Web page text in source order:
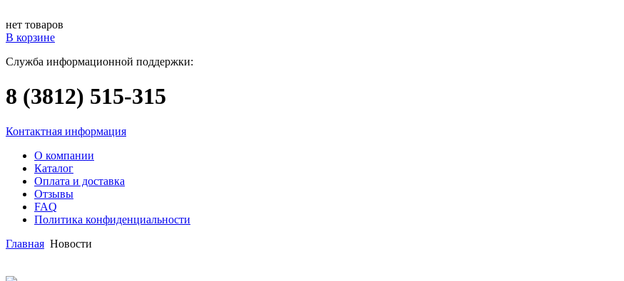
нет товаров
В корзине
Служба информационной поддержки:
8 (3812) 515-315
Контактная информация
О компании
Каталог
Оплата и доставка
Отзывы
FAQ
Политика конфиденциальности
Главная Новости